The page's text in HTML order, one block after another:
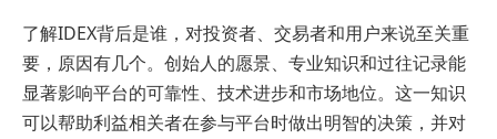
了解IDEX背后是谁，对投资者、交易者和用户来说至关重
要，原因有几个。创始人的愿景、专业知识和过往记录能
显著影响平台的可靠性、技术进步和市场地位。这一知识
可以帮助利益相关者在参与平台时做出明智的决策，并对